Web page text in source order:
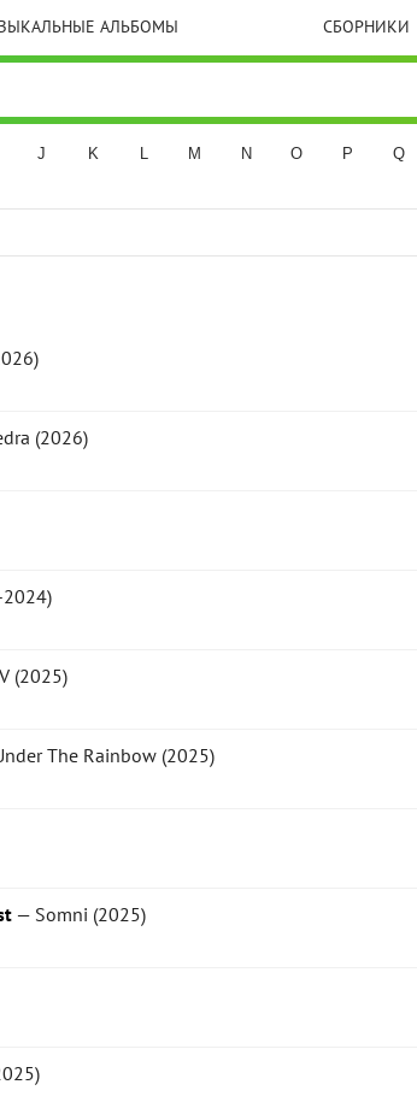
АЛЬБОМЫ СБОРНИКИ
J K L M N O P Q
(2026)
(2025)
The Rainbow (2025)
— Somni (2025)